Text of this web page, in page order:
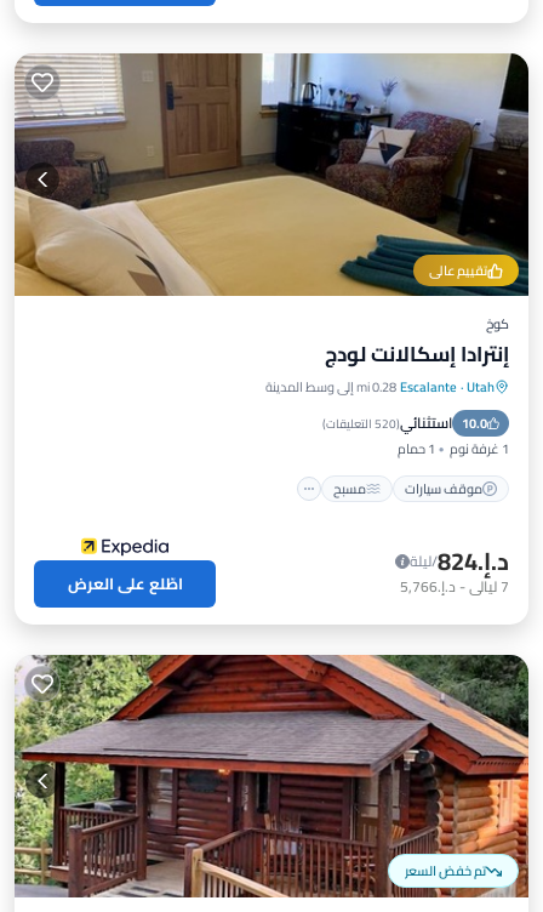
تقييم عالي
كوخ
إنترادا إسكالانت لودج
Utah
·
Escalante0.28 mi إلى وسط المدينة
10.0 استثنائي(520 التعليقات )
1 غرفة نوم
1 حمام
موقف سيارات
مسبح
موقف سيارات مسبح
شرفة / تراس
د.إ.‏824
/ليلة
7ليالي- د.إ.‏5,766 اطّلع على العرض
تم خفض السعر